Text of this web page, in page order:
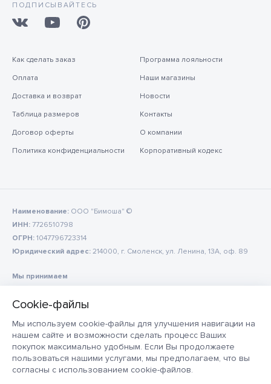
Мы используем cookie-файлы для улучшения навигации на
нашем сайте и возможности сделать процесс Ваших
покупок максимально удобным. Если Вы продолжаете
пользоваться нашими услугами, мы предполагаем, что вы
согласны с использованием cookie-файлов.
ПОДПИСЫВАЙТЕСЬ
Как сделать заказ
Оплата
Доставка и возврат
Таблица размеров
Договор оферты
Политика конфиденциальности
Программа лояльности
Наши магазины
Новости
Контакты
О компании
Корпоративный кодекс
Наименование: ООО "Бимоша" ©
ИНН: 7726510798
ОГРН: 1047796723314
Юридический адрес: 214000, г. Смоленск, ул. Ленина, 13А, оф. 89
Мы принимаем